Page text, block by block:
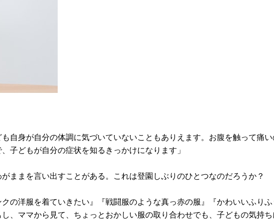
自身が自分の体調に気づいていないこともありえます。お腹を触って痛
子どもが自分の症状を知るきっかけになります」
ままを言い出すことがある。これは登園しぶりのひとつなのだろうか？
の洋服を着ていきたい』『戦闘服のような真っ赤の服』『かわいいふり
、ママから見て、ちょっとおかしい服の取り合わせでも、子どもの気持